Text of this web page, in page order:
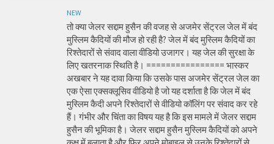
NEW
तो क्या जेलर सद्दाम हुसैन की वजह से अजमेर सेंट्रल जेल में बंद
मुस्लिम कैदियों की मौज हो रही है? जेल में बंद मुस्लिम कैदियों का
रिश्तेदारों से संवाद वाला वीडियो उजागर। यह जेल की सुरक्षा के
लिए खतरनाक स्थिति है। ================ भास्कर
अखबार ने यह दावा किया कि उसके पास अजमेर सेंट्रल जेल का
एक ऐसा एक्सक्लूसिव वीडियो है जो यह दर्शाता है कि जेल में बंद
मुस्लिम कैदी अपने रिश्तेदारों से वीडियो कॉलिंग पर संवाद कर रहे
हैं। गंभीर और चिंता का विषय यह है कि इस मामले में जेलर सद्दाम
हुसैन की भूमिका है। जेलर सद्दाम हुसैन मुस्लिम कैदियों को अपने